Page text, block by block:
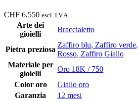
CHF 6,550 escl. I.V.A.
Arte dei
gioielli
Braccialetto
Pietra preziosa
Zaffiro blu, Zaffiro verde,
Rosso, Zaffiro Giallo
Materiale per
gioielli
Oro 18K / 750
Color oro
Giallo oro
Garanzia
12 mesi